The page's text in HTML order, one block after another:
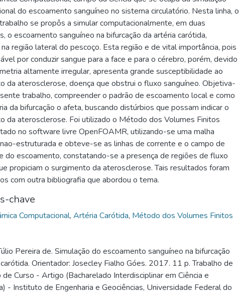
do escoamento sanguíneo no sistema circulatório. Nesta linha, o
se propôs a simular computacionalmente, em duas
o escoamento sanguíneo na bifurcação da artéria carótida,
região lateral do pescoço. Esta região e de vital importância, pois
por conduzir sangue para a face e para o cérebro, porém, devido
altamente irregular, apresenta grande susceptibilidade ao
da aterosclerose, doença que obstrui o fluxo sanguíneo. Objetiva-
trabalho, compreender o padrão de escoamento local e como
da bifurcação o afeta, buscando distúrbios que possam indicar o
da aterosclerose. Foi utilizado o Método dos Volumes Finitos
no software livre OpenFOAMR, utilizando-se uma malha
estruturada e obteve-se as linhas de corrente e o campo de
do escoamento, constatando-se a presença de regiões de fluxo
propiciam o surgimento da aterosclerose. Tais resultados foram
com outra bibliografia que abordou o tema.
chave
Computacional, Artéria Carótida, Método dos Volumes Finitos
Pereira de. Simulação do escoamento sanguíneo na bifurcação
Orientador: Josecley Fialho Góes. 2017. 11 p. Trabalho de
de Curso - Artigo (Bacharelado Interdisciplinar em Ciência e
- Instituto de Engenharia e Geociências, Universidade Federal do